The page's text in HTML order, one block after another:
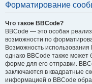
Форматирование
Что такое BBCode?
BBCode — это особая
возможности по
Возможность
однако BBCode также может
форме для его отправки.
заключаются в квадратные
информацией о BBCode